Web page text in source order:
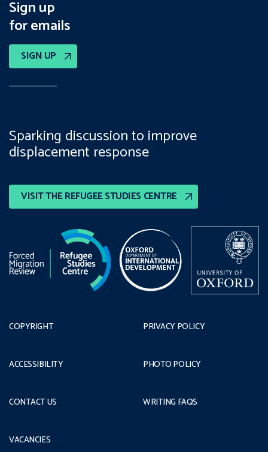
Sign up
for emails
SIGN UP
VISIT THE REFUGEE STUDIES CENTRE
Sparking discussion to improve
displacement response
COPYRIGHT
ACCESSIBILITY
CONTACT US
PRIVACY POLICY
PHOTO POLICY
WRITING FAQS
VACANCIES